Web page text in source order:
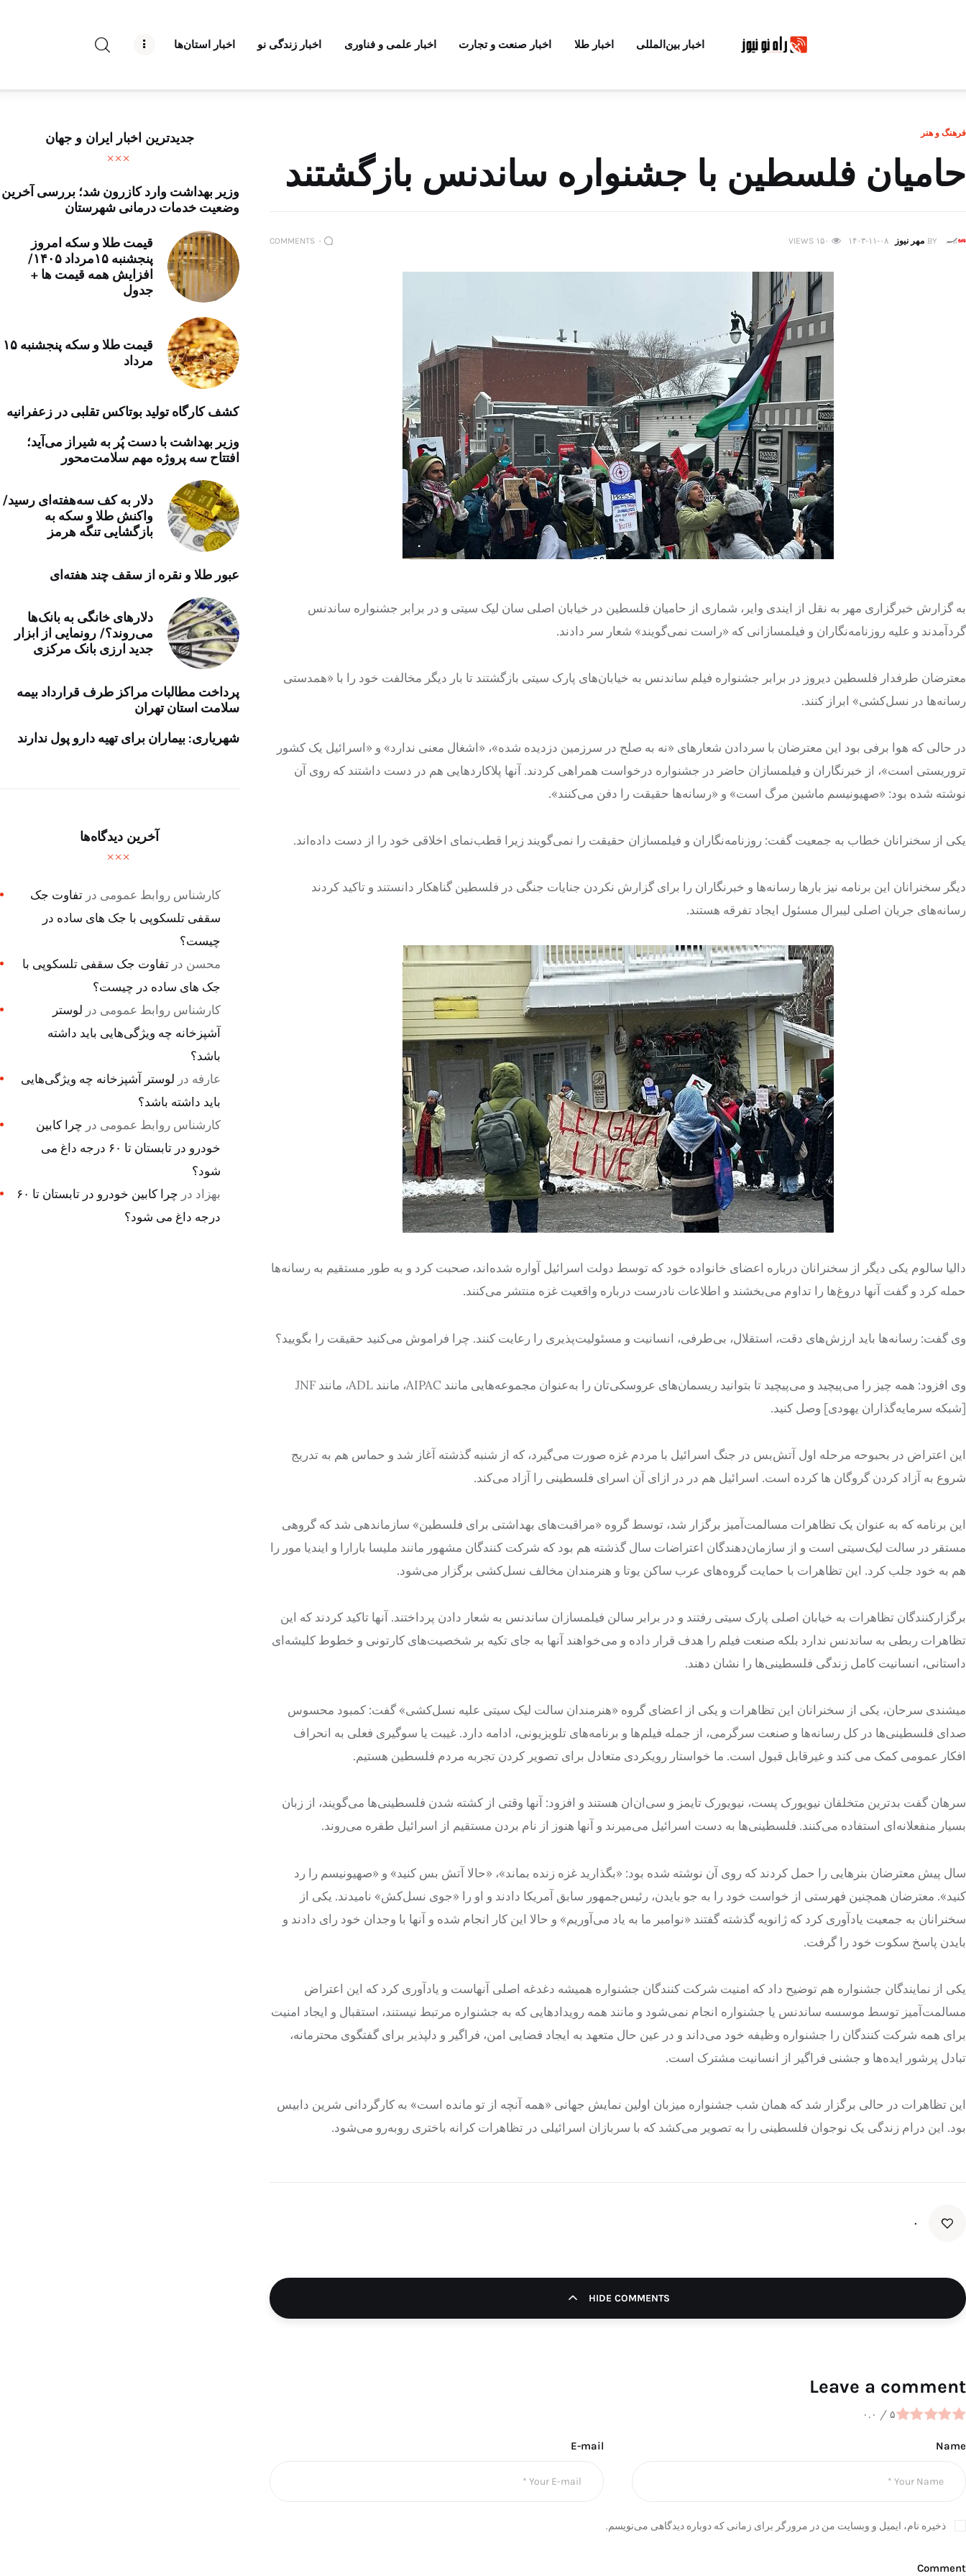
اخبار بین‌المللی اخبار طلا اخبار صنعت و تجارت اخبار علمی و فناوری اخبار زندگی نو اخبار استان‌ها
درباره راه‌ نو نیوز
تبلیغات راه نو نیوز
تک کده
خرید موتور ایمپلنت
فرهنگ و هنر
حامیان فلسطین با جشنواره ساندنس بازگشتند
BY مهر نیوز ۱۴۰۳-۱۱-۰۸ ۱۵۰ VIEWS ۰ COMMENTS
به گزارش خبرگزاری مهر به نقل از ایندی وایر، شماری از حامیان فلسطین در خیابان اصلی سان لیک سیتی و در برابر جشنواره ساندنس
گردآمدند و علیه روزنامه‌نگاران و فیلمسازانی که «راست نمی‌گویند» شعار سر دادند.
معترضان طرفدار فلسطین دیروز در برابر جشنواره فیلم ساندنس به خیابان‌های پارک سیتی بازگشتند تا بار دیگر مخالفت خود را با «همدستی
رسانه‌ها در نسل‌کشی» ابراز کنند.
در حالی که هوا برفی بود این معترضان با سردادن شعارهای «نه به صلح در سرزمین دزدیده شده»، «اشغال معنی ندارد» و «اسرائیل یک کشور
تروریستی است»، از خبرنگاران و فیلمسازان حاضر در جشنواره درخواست همراهی کردند. آنها پلاکاردهایی هم در دست داشتند که روی آن
نوشته شده بود: «صهیونیسم ماشین مرگ است» و «رسانه‌ها حقیقت را دفن می‌کنند».
یکی از سخنرانان خطاب به جمعیت گفت: روزنامه‌نگاران و فیلمسازان حقیقت را نمی‌گویند زیرا قطب‌نمای اخلاقی خود را از دست داده‌اند.
دیگر سخنرانان این برنامه نیز بارها رسانه‌ها و خبرنگاران را برای گزارش نکردن جنایات جنگی در فلسطین گناهکار دانستند و تاکید کردند
رسانه‌های جریان اصلی لیبرال مسئول ایجاد تفرقه هستند.
دالیا سالوم یکی دیگر از سخنرانان درباره اعضای خانواده خود که توسط دولت اسرائیل آواره شده‌اند، صحبت کرد و به طور مستقیم به رسانه‌ها
حمله کرد و گفت آنها دروغ‌ها را تداوم می‌بخشند و اطلاعات نادرست درباره واقعیت غزه منتشر می‌کنند.
وی گفت: رسانه‌ها باید ارزش‌های دقت، استقلال، بی‌طرفی، انسانیت و مسئولیت‌پذیری را رعایت کنند. چرا فراموش می‌کنید حقیقت را بگویید؟
وی افزود: همه چیز را می‌پیچید و می‌پیچید تا بتوانید ریسمان‌های عروسکی‌تان را به‌عنوان مجموعه‌هایی مانند AIPAC، مانند ADL، مانند JNF
[شبکه سرمایه‌گذاران یهودی] وصل کنید.
این اعتراض در بحبوحه مرحله اول آتش‌بس در جنگ اسرائیل با مردم غزه صورت می‌گیرد، که از شنبه گذشته آغاز شد و حماس هم به تدریج
شروع به آزاد کردن گروگان ها کرده است. اسرائیل هم در در ازای آن اسرای فلسطینی را آزاد می‌کند.
این برنامه که به عنوان یک تظاهرات مسالمت‌آمیز برگزار شد، توسط گروه «مراقبت‌های بهداشتی برای فلسطین» سازماندهی شد که گروهی
مستقر در سالت لیک‌سیتی است و از سازمان‌دهندگان اعتراضات سال گذشته هم بود که شرکت کنندگان مشهور مانند ملیسا بارارا و ایندیا مور را
هم به خود جلب کرد. این تظاهرات با حمایت گروه‌های عرب ساکن یوتا و هنرمندان مخالف نسل‌کشی برگزار می‌شود.
برگزارکنندگان تظاهرات به خیابان اصلی پارک سیتی رفتند و در برابر سالن فیلمسازان ساندنس به شعار دادن پرداختند. آنها تاکید کردند که این
تظاهرات ربطی به ساندنس ندارد بلکه صنعت فیلم را هدف قرار داده و می‌خواهند آنها به جای تکیه بر شخصیت‌های کارتونی و خطوط کلیشه‌ای
داستانی، انسانیت کامل زندگی فلسطینی‌ها را نشان دهند.
میشندی سرحان، یکی از سخنرانان این تظاهرات و یکی از اعضای گروه «هنرمندان سالت لیک سیتی علیه نسل‌کشی» گفت: کمبود محسوس
صدای فلسطینی‌ها در کل رسانه‌ها و صنعت سرگرمی‌، از جمله فیلم‌ها و برنامه‌های تلویزیونی، ادامه دارد. غیبت یا سوگیری فعلی به انحراف
افکار عمومی کمک می کند و غیرقابل قبول است. ما خواستار رویکردی متعادل برای تصویر کردن تجربه مردم فلسطین هستیم.
سرهان گفت بدترین متخلفان نیویورک پست، نیویورک تایمز و سی‌ان‌ان هستند و افزود: آنها وقتی از کشته شدن فلسطینی‌ها می‌گویند، از زبان
بسیار منفعلانه‌ای استفاده می‌کنند. فلسطینی‌ها به دست اسرائیل می‌میرند و آنها هنوز از نام بردن مستقیم از اسرائیل طفره می‌روند.
سال پیش معترضان بنرهایی را حمل کردند که روی آن نوشته شده بود: «بگذارید غزه زنده بماند»، «حالا آتش بس کنید» و «صهیونیسم را رد
کنید». معترضان همچنین فهرستی از خواست خود را به جو بایدن، رئیس‌جمهور سابق آمریکا دادند و او را «جوی نسل‌کش» نامیدند. یکی از
سخنرانان به جمعیت یادآوری کرد که ژانویه گذشته گفتند «نوامبر ما به یاد می‌آوریم» و حالا این کار انجام شده و آنها با وجدان خود رای دادند و
بایدن پاسخ سکوت خود را گرفت.
یکی از نمایندگان جشنواره هم توضیح داد که امنیت شرکت کنندگان جشنواره همیشه دغدغه اصلی آنهاست و یادآوری کرد که این اعتراض
مسالمت‌آمیز توسط موسسه ساندنس یا جشنواره انجام نمی‌شود و مانند همه رویدادهایی که به جشنواره مرتبط نیستند، استقبال و ایجاد امنیت
برای همه شرکت کنندگان را جشنواره وظیفه خود می‌داند و در عین حال متعهد به ایجاد فضایی امن، فراگیر و دلپذیر برای گفتگوی محترمانه،
تبادل پرشور ایده‌ها و جشنی فراگیر از انسانیت مشترک است.
این تظاهرات در حالی برگزار شد که همان شب جشنواره میزبان اولین نمایش جهانی «همه آنچه از تو مانده است» به کارگردانی شرین دابیس
بود. این درام زندگی یک نوجوان فلسطینی را به تصویر می‌کشد که با سربازان اسرائیلی در تظاهرات کرانه باختری روبه‌رو می‌شود.
۰
HIDE COMMENTS
Leave a comment
۰.۰ / ۵
Name
E-mail
ذخیره نام، ایمیل و وبسایت من در مرورگر برای زمانی که دوباره دیدگاهی می‌نویسم.
Comment
جدیدترین اخبار ایران و جهان
وزیر بهداشت وارد کازرون شد؛ بررسی آخرین
وضعیت خدمات درمانی شهرستان
قیمت طلا و سکه امروز
پنجشنبه ۱۵مرداد ۱۴۰۵/
افزایش همه قیمت ها +
جدول
قیمت طلا و سکه پنجشنبه ۱۵
مرداد
کشف کارگاه تولید بوتاکس تقلبی در زعفرانیه
وزیر بهداشت با دست پُر به شیراز می‌آید؛
افتتاح سه پروژه مهم سلامت‌محور
دلار به کف سه‌هفته‌ای رسید/
واکنش طلا و سکه به
بازگشایی تنگه هرمز
عبور طلا و نقره از سقف چند هفته‌ای
دلارهای خانگی به بانک‌ها
می‌روند؟/ رونمایی از ابزار
جدید ارزی بانک مرکزی
پرداخت مطالبات مراکز طرف قرارداد بیمه
سلامت استان تهران
شهریاری: بیماران برای تهیه دارو پول ندارند
آخرین دیدگاه‌ها
کارشناس روابط عمومی در تفاوت جک
سقفی تلسکوپی با جک های ساده در
چیست؟
محسن در تفاوت جک سقفی تلسکوپی با
جک های ساده در چیست؟
کارشناس روابط عمومی در لوستر
آشپزخانه چه ویژگی‌هایی باید داشته
باشد؟
عارفه در لوستر آشپزخانه چه ویژگی‌هایی
باید داشته باشد؟
کارشناس روابط عمومی در چرا کابین
خودرو در تابستان تا ۶۰ درجه داغ می
شود؟
بهزاد در
چرا کابین خودرو در تابستان تا ۶۰
درجه داغ می شود؟